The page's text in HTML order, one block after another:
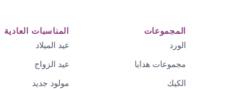
المجموعات
الورد
مجموعات هدايا
الكيك
المناسبات العادية
عيد الميلاد
عيد الزواج
مولود جديد